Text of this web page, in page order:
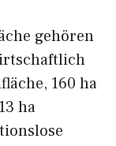
gehören
160 ha
ha